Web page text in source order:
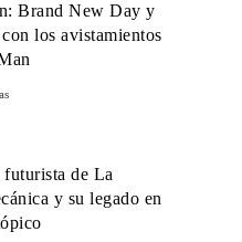
Brand New Day y
los avistamientos
futurista de La
y su legado en